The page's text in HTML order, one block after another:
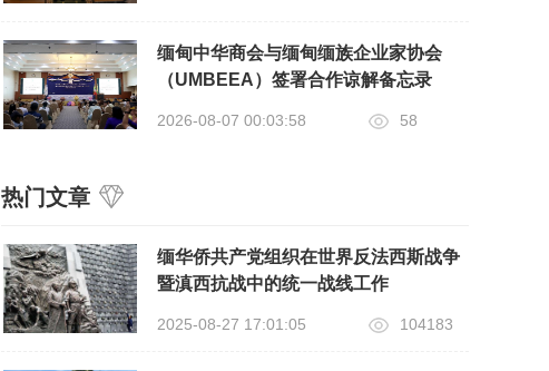
缅甸中华商会与缅甸缅族企业家协会
（UMBEEA）签署合作谅解备忘录
2026-08-07 00:03:58 58
热门文章
缅华侨共产党组织在世界反法西斯战争
暨滇西抗战中的统一战线​工作
2025-08-27 17:01:05 104183